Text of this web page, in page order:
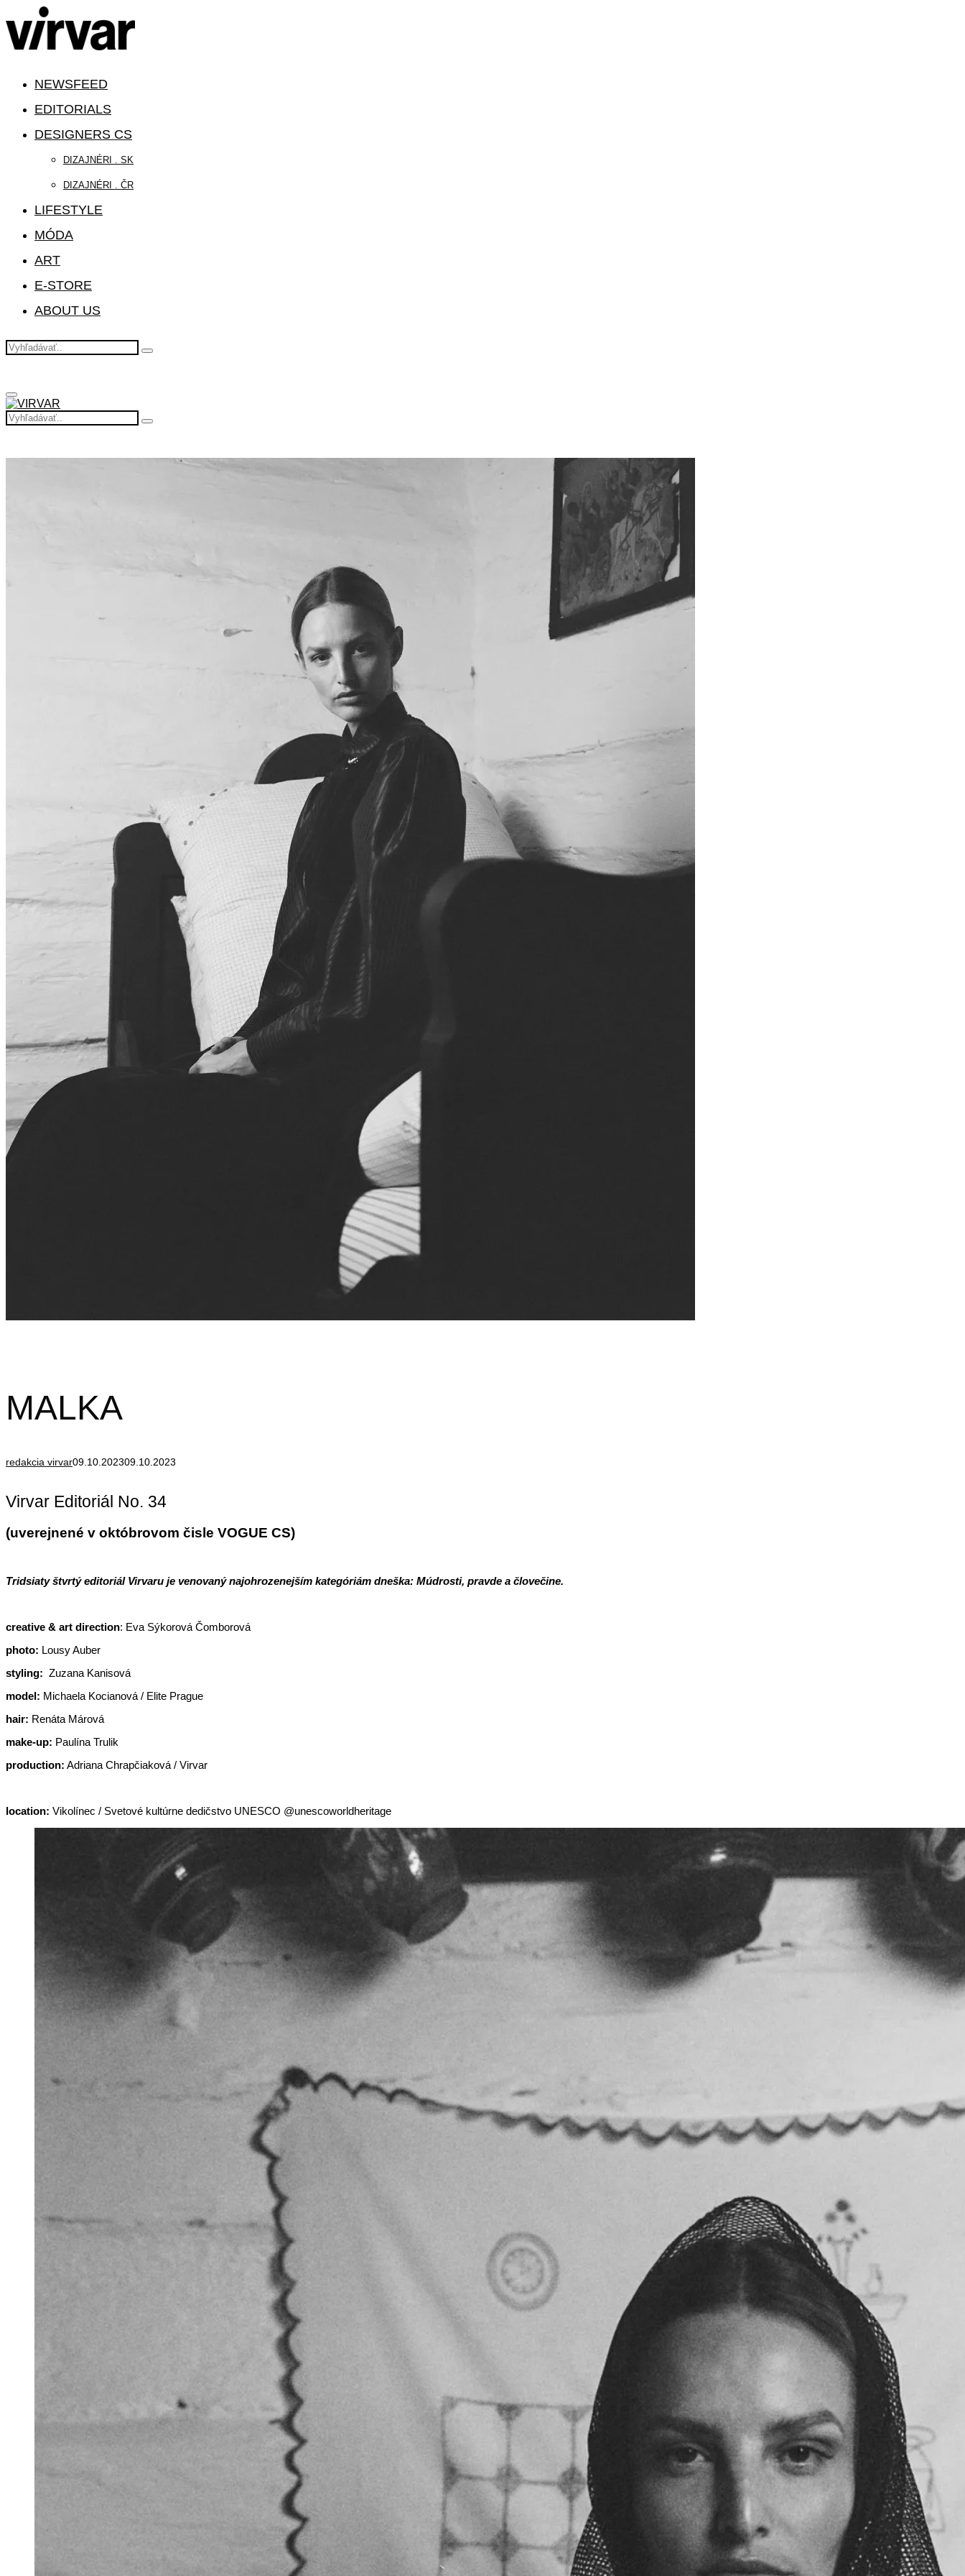
NEWSFEED
EDITORIALS
DESIGNERS CS
DIZAJNÉRI . SK
DIZAJNÉRI . ČR
LIFESTYLE
MÓDA
ART
E-STORE
ABOUT US
Search
Search
Primary
Menu
Search
for:
Search
MALKA
redakcia virvar09.10.202309.10.2023
Virvar Editoriál No. 34
(uverejnené v októbrovom čisle VOGUE CS)
Tridsiaty štvrtý editoriál Virvaru je venovaný najohrozenejším kategóriám dneška: Múdrosti, pravde a človečine.
creative & art direction: Eva Sýkorová Čomborová
photo: Lousy Auber
styling: Zuzana Kanisová
model: Michaela Kocianová / Elite Prague
hair: Renáta Márová
make-up: Paulína Trulik
production: Adriana Chrapčiaková / Virvar
location: Vikolínec / Svetové kultúrne dedičstvo UNESCO @unescoworldheritage